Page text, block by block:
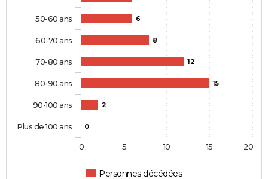
6
8
12
15
2
0
Personnes décédées
50-60 ans
60-70 ans
70-80 ans
80-90 ans
90-100 ans
Plus de 100 ans
0 5 10 15 20